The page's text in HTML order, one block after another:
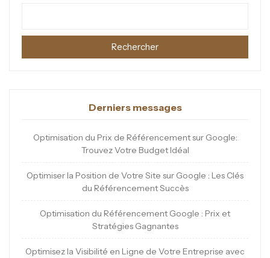
Rechercher
Derniers messages
Optimisation du Prix de Référencement sur Google:
Trouvez Votre Budget Idéal
Optimiser la Position de Votre Site sur Google : Les Clés
du Référencement Succès
Optimisation du Référencement Google : Prix et
Stratégies Gagnantes
Optimisez la Visibilité en Ligne de Votre Entreprise avec